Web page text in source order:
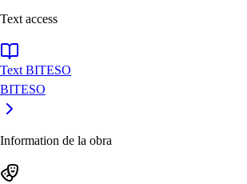
Text access
Text BITESO
BITESO
Information de la obra